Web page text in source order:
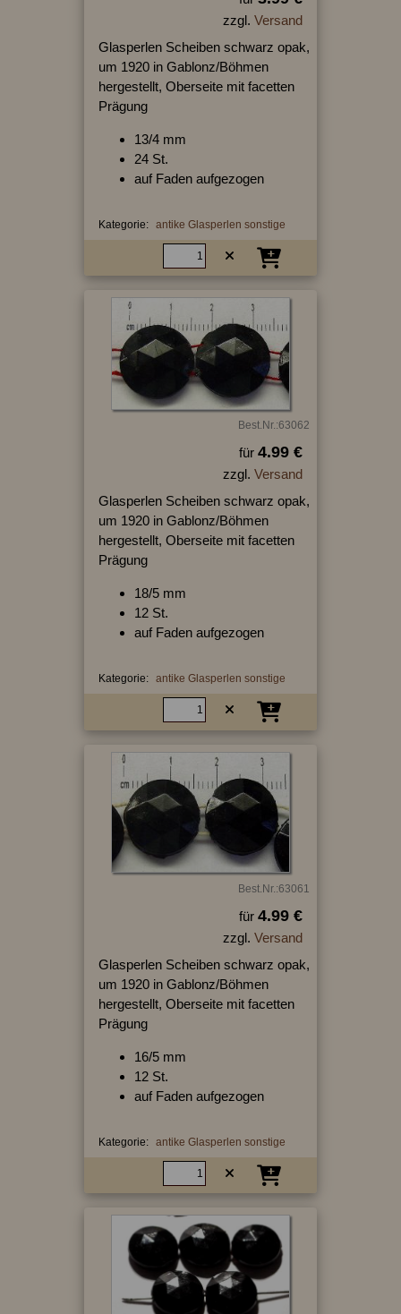
zzgl. Versand
Glasperlen Scheiben schwarz opak,
um 1920 in Gablonz/Böhmen
hergestellt, Oberseite mit facetten
Prägung
13/4 mm
24 St.
auf Faden aufgezogen
Kategorie: antike Glasperlen sonstige
Best.Nr.:63062
für 4.99 €
zzgl. Versand
Glasperlen Scheiben schwarz opak,
um 1920 in Gablonz/Böhmen
hergestellt, Oberseite mit facetten
Prägung
18/5 mm
12 St.
auf Faden aufgezogen
Kategorie: antike Glasperlen sonstige
Best.Nr.:63061
für 4.99 €
zzgl. Versand
Glasperlen Scheiben schwarz opak,
um 1920 in Gablonz/Böhmen
hergestellt, Oberseite mit facetten
Prägung
16/5 mm
12 St.
auf Faden aufgezogen
Kategorie: antike Glasperlen sonstige